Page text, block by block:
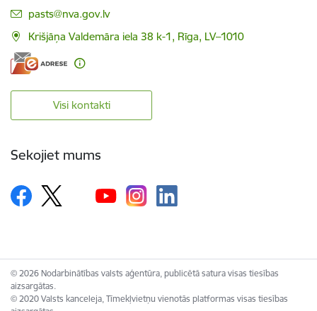
E-pasts:
pasts@nva.gov.lv
Krišjāņa Valdemāra iela 38 k-1, Rīga, LV–1010
Visi kontakti
Sekojiet mums
© 2026 Nodarbinātības valsts aģentūra, publicētā satura visas tiesības
aizsargātas.
© 2020 Valsts kanceleja, Tīmekļvietņu vienotās platformas visas tiesības